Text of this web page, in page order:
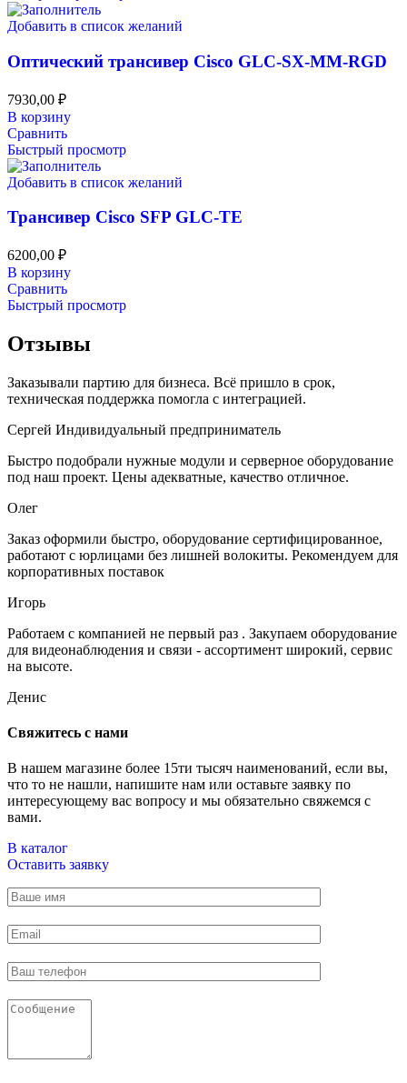
Добавить в список желаний
Оптический трансивер Cisco GLC-SX-MM-RGD
7930,00 ₽
В корзину
Сравнить
Быстрый просмотр
Добавить в список желаний
Трансивер Cisco SFP GLC-TE
6200,00 ₽
В корзину
Сравнить
Быстрый просмотр
Отзывы
Заказывали партию для бизнеса. Всё пришло в срок,
техническая поддержка помогла с интеграцией.
Сергей Индивидуальный предприниматель
Быстро подобрали нужные модули и серверное оборудование
под наш проект. Цены адекватные, качество отличное.
Олег
Заказ оформили быстро, оборудование сертифицированное,
работают с юрлицами без лишней волокиты. Рекомендуем для
корпоративных поставок
Игорь
Работаем с компанией не первый раз . Закупаем оборудование
для видеонаблюдения и связи - ассортимент широкий, сервис
на высоте.
Денис
Свяжитесь с нами
В нашем магазине более 15ти тысяч наименований, если вы,
что то не нашли, напишите нам или оставьте заявку по
интересующему вас вопросу и мы обязательно свяжемся с
вами.
В каталог
Оставить заявку